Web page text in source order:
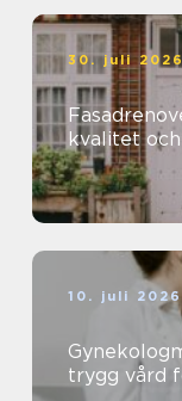
30. juli 2026
kvalitet
10. juli 2026
trygg vård